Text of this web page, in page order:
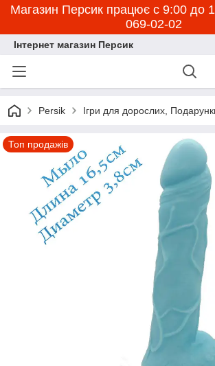
Магазин Персик працює с 9:00 до
069-02-02
Інтернет магазин Персик
Persik Ігри для дорослих,
Топ продажів